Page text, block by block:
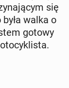
się
walka o
gotowy